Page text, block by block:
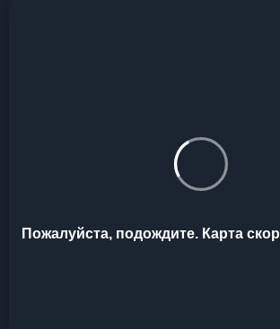
Пожалуйста, подождите. Карта